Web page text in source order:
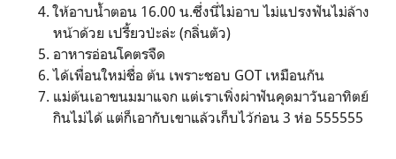
ให้อาบน้ำตอน 16.00 น.ซึ่งนี่ไม่อาบ ไม่แปรงฟันไม่ล้าง
หน้าด้วย เปรี้ยวป่ะล่ะ (กลิ่นตัว)
อาหารอ่อนโคตรจืด
ได้เพื่อนใหม่ชื่อ ต้น เพราะชอบ GOT เหมือนกัน
แม่ต้นเอาขนมมาแจก แต่เราเพิ่งผ่าฟันคุดมาวันอาทิตย์
กินไม่ได้ แต่ก็เอากับเขาแล้วเก็บไว้ก่อน 3 ห่อ 555555